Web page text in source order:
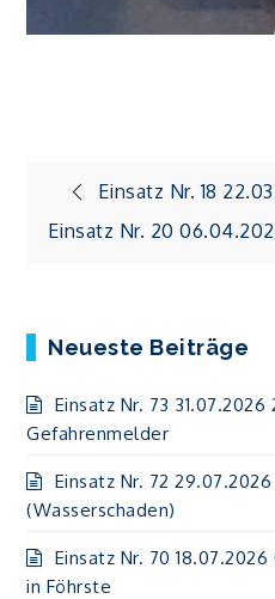
Einsatz Nr. 18
Einsatz Nr. 20
Neueste Beiträge
Einsatz Nr. 73
Gefahrenmelder
Einsatz Nr. 72
(Wasserschaden)
Einsatz Nr. 70
in Föhrste